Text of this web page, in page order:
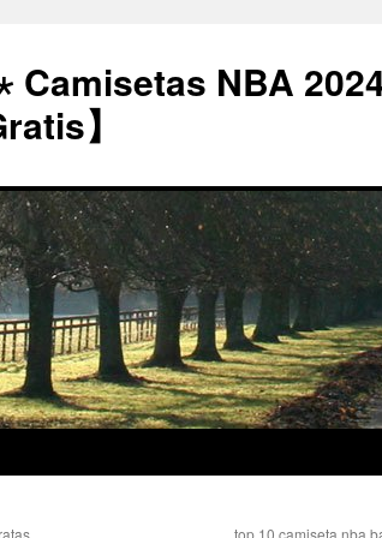
Camisetas NBA
】
top 10 camiseta nba